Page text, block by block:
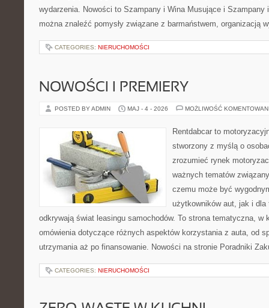
wydarzenia. Nowości to Szampany i Wina Musujące i Szampany
można znaleźć pomysły związane z barmaństwem, organizacją
CATEGORIES: NIERUCHOMOŚCI
NOWOŚCI I PREMIERY
POSTED BY ADMIN MAJ - 4 - 2026 MOŻLIWOŚĆ
Rentdabcar to
stworzony z myślą o
zrozumieć rynek
ważnych tematów
czemu może być
użytkowników aut, jak i
odkrywają świat leasingu samochodów. To strona tematyczna, w
omówienia dotyczące różnych aspektów korzystania z auta, od
utrzymania aż po finansowanie. Nowości na stronie Poradniki
CATEGORIES: NIERUCHOMOŚCI